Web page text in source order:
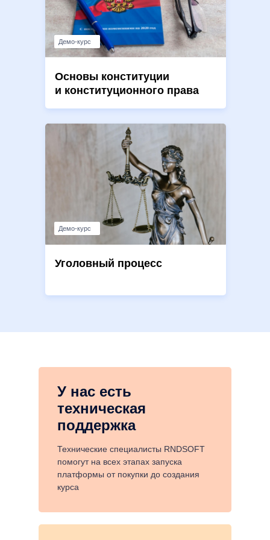
Основы конституции
и конституционного права
Демо-курс
Уголовный процесс
Демо-курс
У нас есть
техническая
поддержка
Технические специалисты RNDSOFT
помогут на всех этапах запуска
платформы от покупки до создания
курса